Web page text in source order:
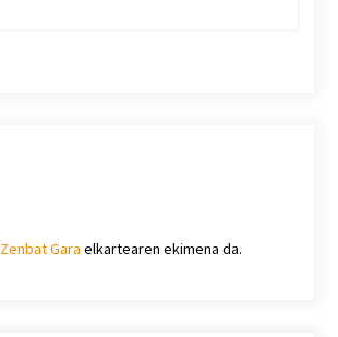
Zenbat Gara elkartearen ekimena da.